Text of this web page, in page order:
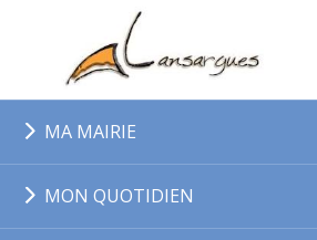
MA MAIRIE
MON QUOTIDIEN